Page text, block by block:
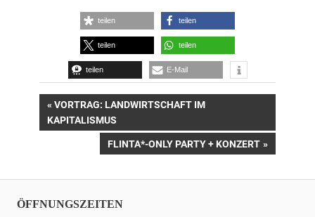
teilen teilen
teilen teilen
teilen E-Mail
Beitrags-
Navigation
VORHERIGER
BEITRAG:
VORTRAG: LANDWIRTSCHAFT IM
KAPITALISMUS
NÄCHSTER
FLINTA*-ONLY PARTY + KONZERT
ÖFFNUNGSZEITEN